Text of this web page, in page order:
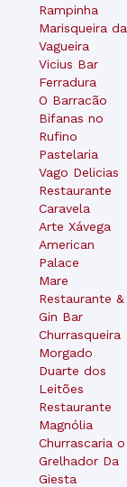
Rampinha
Marisqueira da
Vagueira
Vicius Bar
Ferradura
O Barracão
Bifanas no
Rufino
Pastelaria
Vago Delicias
Restaurante
Caravela
Arte Xávega
American
Palace
Mare
Restaurante &
Gin Bar
Churrasqueira
Morgado
Duarte dos
Leitões
Restaurante
Magnólia
Churrascaria o
Grelhador Da
Giesta